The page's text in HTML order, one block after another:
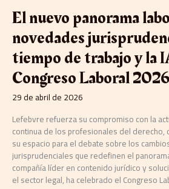
El nuevo panorama
novedades
tiempo de trabajo y la
Congreso Laboral
29 de abril de 2026
Lefebvre refuerza su compromiso con la
continua de los profesionales del derecho,
su espacio para el debate sobre los
jurisprudenciales que redefinen el
compañía líder en contenido jurídico y
el sector legal, ha celebrado el Congreso
la
IA
marcan
el
Congreso
Laboral
2026
de
Lefebvre